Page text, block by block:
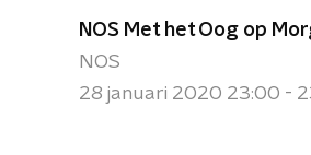
NOS Met het Oog op
NOS
28 januari 2020 23:00 -